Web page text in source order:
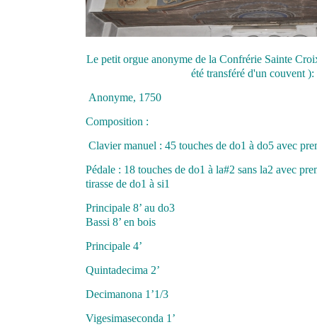
Le petit orgue anonyme de la Confrérie Sainte
été transféré d'un couvent ):
Anonyme, 1750
Composition :
Clavier manuel : 45 touches de do1 à do5 avec
Pédale : 18 touches de do1 à la#2 sans la2 avec
tirasse de do1 à si1
Principale 8’
Bassi 8’ en bois
Principale 4’
Quintadecima 2’
Decimanona 1’1/3
Vigesimaseconda 1’